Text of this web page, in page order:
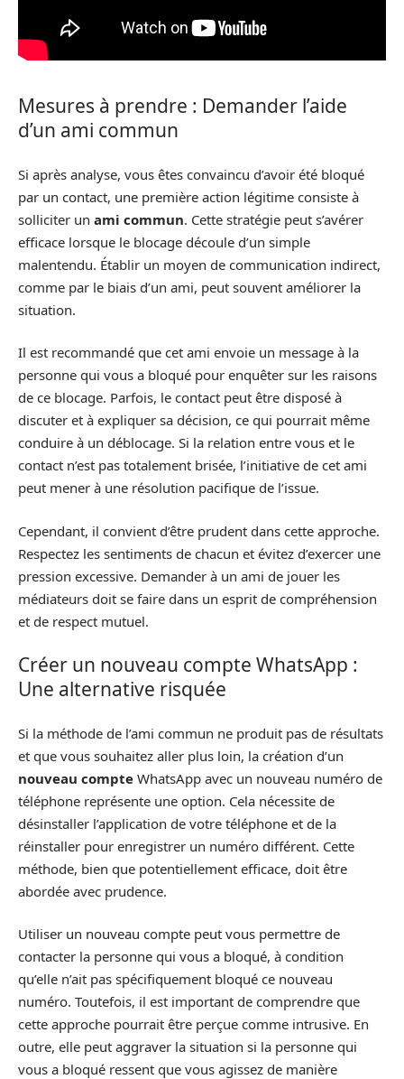
Mesures à prendre : Demander l’aide
d’un ami commun
Si après analyse, vous êtes convaincu d’avoir été bloqué
par un contact, une première action légitime consiste à
solliciter un ami commun. Cette stratégie peut s’avérer
efficace lorsque le blocage découle d’un simple
malentendu. Établir un moyen de communication indirect,
comme par le biais d’un ami, peut souvent améliorer la
situation.
Il est recommandé que cet ami envoie un message à la
personne qui vous a bloqué pour enquêter sur les raisons
de ce blocage. Parfois, le contact peut être disposé à
discuter et à expliquer sa décision, ce qui pourrait même
conduire à un déblocage. Si la relation entre vous et le
contact n’est pas totalement brisée, l’initiative de cet ami
peut mener à une résolution pacifique de l’issue.
Cependant, il convient d’être prudent dans cette approche.
Respectez les sentiments de chacun et évitez d’exercer une
pression excessive. Demander à un ami de jouer les
médiateurs doit se faire dans un esprit de compréhension
et de respect mutuel.
Créer un nouveau compte WhatsApp :
Une alternative risquée
Si la méthode de l’ami commun ne produit pas de résultats
et que vous souhaitez aller plus loin, la création d’un
nouveau compte WhatsApp avec un nouveau numéro de
téléphone représente une option. Cela nécessite de
désinstaller l’application de votre téléphone et de la
réinstaller pour enregistrer un numéro différent. Cette
méthode, bien que potentiellement efficace, doit être
abordée avec prudence.
Utiliser un nouveau compte peut vous permettre de
contacter la personne qui vous a bloqué, à condition
qu’elle n’ait pas spécifiquement bloqué ce nouveau
numéro. Toutefois, il est important de comprendre que
cette approche pourrait être perçue comme intrusive. En
outre, elle peut aggraver la situation si la personne qui
vous a bloqué ressent que vous agissez de manière